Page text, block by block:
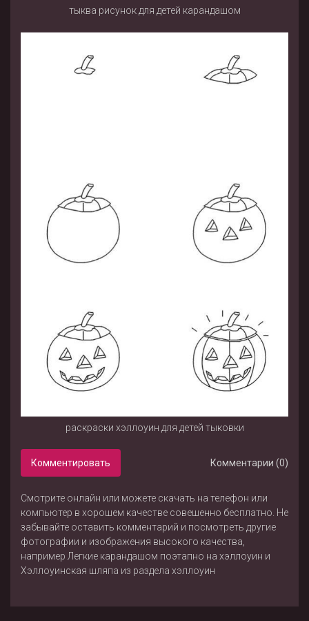
тыква рисунок для детей карандашом
раскраски хэллоуин для детей тыковки
Комментировать Комментарии (0)
Смотрите онлайн или можете скачать на телефон или
компьютер в хорошем качестве совешенно бесплатно. Не
забывайте оставить комментарий и посмотреть другие
фотографии и изображения высокого качества,
например Легкие карандашом поэтапно на хэллоуин и
Хэллоуинская шляпа из раздела хэллоуин